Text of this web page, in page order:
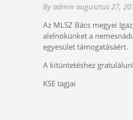
By admin augusztus 27,
Az MLSZ Bács megyei
alelnökünket a
egyesület támogatásáért.
A kitüntetéshez
KSE tagjai